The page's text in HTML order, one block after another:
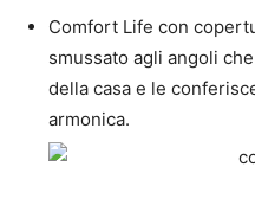
Comfort Life con
smussato agli angoli
della casa e le
armonica.